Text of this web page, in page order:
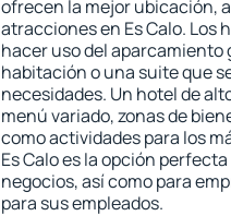
ofrecen la mejor ubicación,
atracciones en Es Calo. Los
hacer uso del aparcamiento
habitación o una suite que
necesidades. Un hotel de
menú variado, zonas de
como actividades para los
Es Calo es la opción
negocios, así como para
para sus empleados.